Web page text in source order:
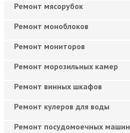
Ремонт мясорубок
Ремонт моноблоков
Ремонт мониторов
Ремонт морозильных камер
Ремонт винных шкафов
Ремонт кулеров для воды
Ремонт посудомоечных машин